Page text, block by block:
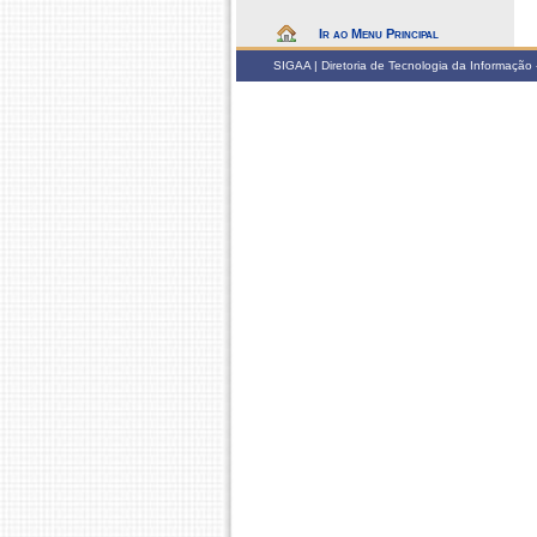
Ir ao Menu Principal
SIGAA | Diretoria de Tecnologia da